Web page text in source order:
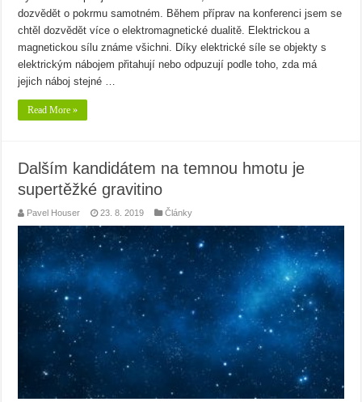
dozvědět o pokrmu samotném. Během příprav na konferenci jsem se
chtěl dozvědět více o elektromagnetické dualitě. Elektrickou a
magnetickou sílu známe všichni. Díky elektrické síle se objekty s
elektrickým nábojem přitahují nebo odpuzují podle toho, zda má
jejich náboj stejné …
Read More »
Dalším kandidátem na temnou hmotu je
supertěžké gravitino
Pavel Houser 23. 8. 2019 Články